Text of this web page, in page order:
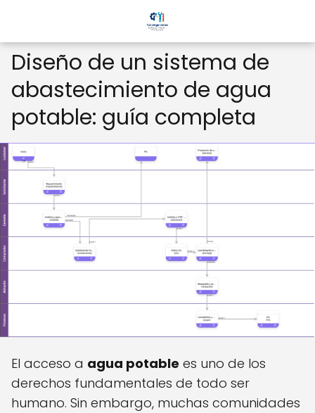
Diseño de un sistema de
abastecimiento de agua
potable: guía completa
El acceso a agua potable es uno de los
derechos fundamentales de todo ser
humano. Sin embargo, muchas comunidades